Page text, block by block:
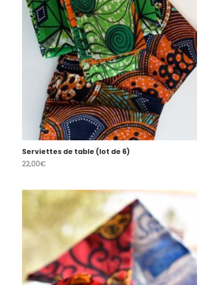
Serviettes de table (lot de 6)
22,00€